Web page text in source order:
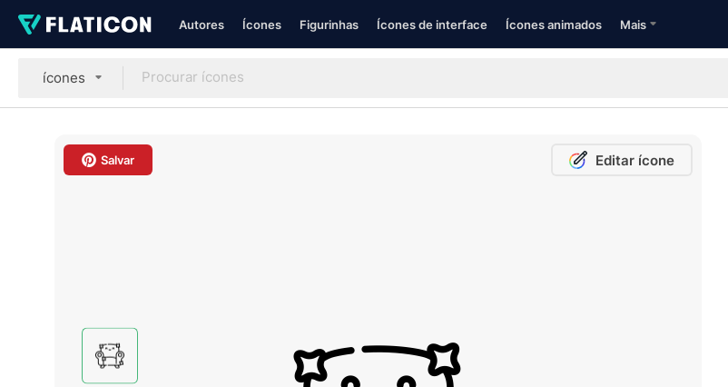
Autores Ícones Figurinhas Ícones de interface Ícones animados Mais
ícones
Salvar Editar ícone